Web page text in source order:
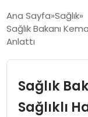
GÜNDEM
İDEAL YAŞAM
Ana Sayfa Sağlık
Sağlık Bakanı
Anlattı
Sağlık
Sağlıklı